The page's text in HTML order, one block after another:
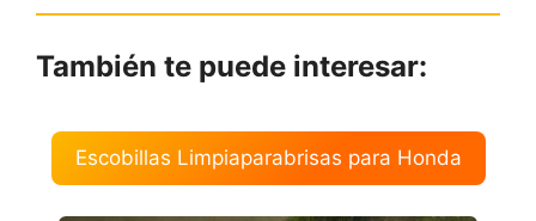
También te puede interesar:
Escobillas Limpiaparabrisas para Honda